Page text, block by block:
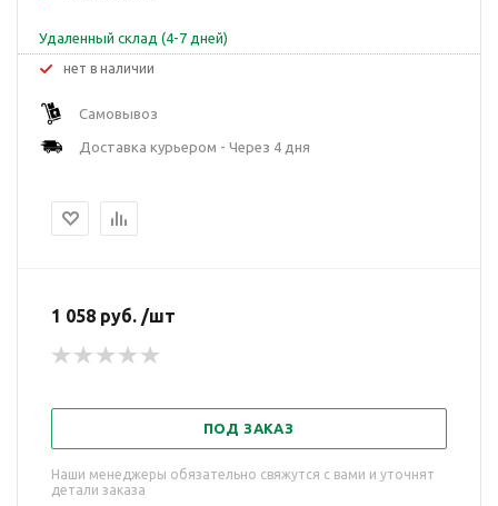
Удаленный склад (4-7 дней)
Нет в наличии
Самовывоз
Доставка курьером - Через 4 дня
1 058 руб. /шт
ПОД ЗАКАЗ
Наши менеджеры обязательно свяжутся с вами и уточнят
детали заказа